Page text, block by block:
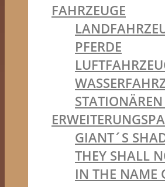
FAHRZEUGE
PFERDE
GIANT´S
THEY SHALL
IN THE NAME